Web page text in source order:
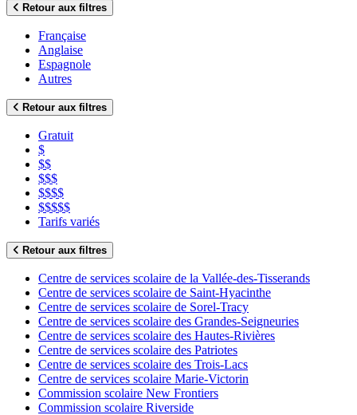
Retour aux filtres
Française
Anglaise
Espagnole
Autres
Retour aux filtres
Gratuit
$
$$
$$$
$$$$
$$$$$
Tarifs variés
Retour aux filtres
Centre de services scolaire de la Vallée-des-Tisserands
Centre de services scolaire de Saint-Hyacinthe
Centre de services scolaire de Sorel-Tracy
Centre de services scolaire des Grandes-Seigneuries
Centre de services scolaire des Hautes-Rivières
Centre de services scolaire des Patriotes
Centre de services scolaire des Trois-Lacs
Centre de services scolaire Marie-Victorin
Commission scolaire New Frontiers
Commission scolaire Riverside